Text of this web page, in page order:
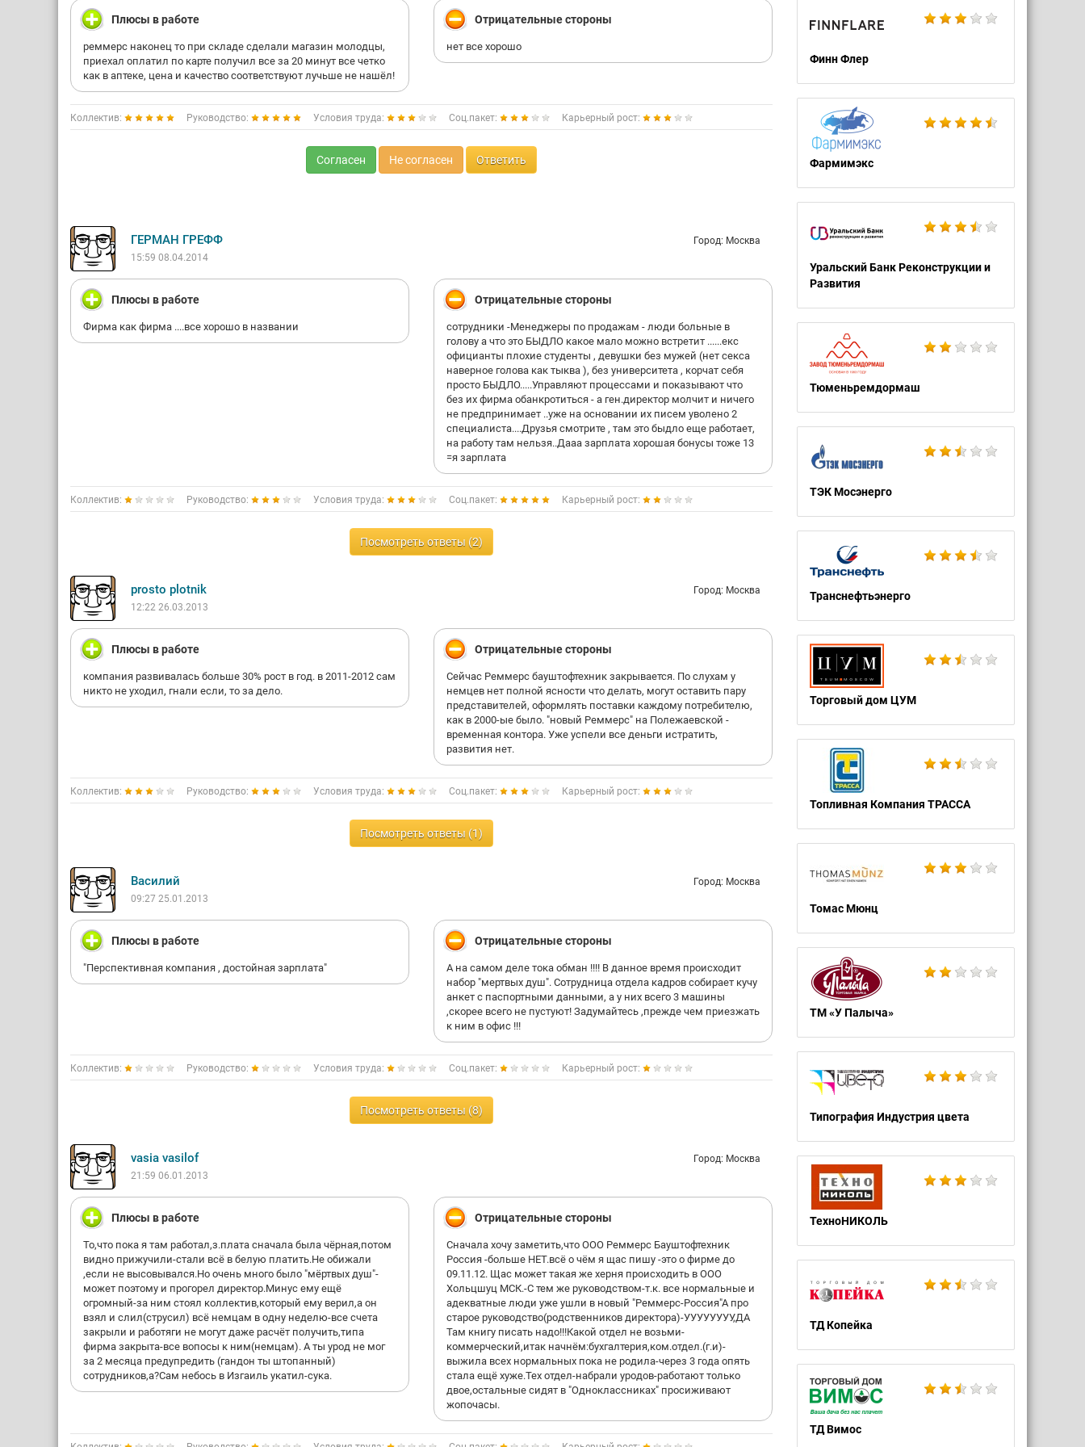
Финн Флер
Фармимэкс
Уральский Банк Реконструкции и
Развития
Тюменьремдормаш
ТЭК Мосэнерго
Транснефтьэнерго
Торговый дом ЦУМ
Топливная Компания ТРАССА
Томас Мюнц
ТМ «У Палыча»
Типография Индустрия цвета
ТехноНИКОЛЬ
ТД Копейка
ТД Вимос
Плюсы в работе
реммерс наконец то при складе сделали магазин молодцы,
приехал оплатил по карте получил все за 20 минут все четко
как в аптеке, цена и качество соответствуют лучьше не нашёл!
Отрицательные стороны
нет все хорошо
Коллектив: Руководство: Условия труда: Соц.пакет: Карьерный рост:
Согласен Не согласен Ответить
ГЕРМАН ГРЕФФ
Город: Москва
15:59 08.04.2014
Плюсы в работе
Фирма как фирма ....все хорошо в названии
Отрицательные стороны
сотрудники -Менеджеры по продажам - люди больные в
голову а что это БЫДЛО какое мало можно встретит ......екс
официанты плохие студенты , девушки без мужей (нет секса
наверное голова как тыква ), без университета , корчат себя
просто БЫДЛО.....Управляют процессами и показывают что
без их фирма обанкротиться - а ген.директор молчит и ничего
не предпринимает ..уже на основании их писем уволено 2
специалиста....Друзья смотрите , там это быдло еще работает,
на работу там нельзя..Дааа зарплата хорошая бонусы тоже 13
=я зарплата
Коллектив: Руководство: Условия труда: Соц.пакет: Карьерный рост:
Посмотреть ответы (2)
prosto plotnik
Город: Москва
12:22 26.03.2013
Плюсы в работе
компания развивалась больше 30% рост в год. в 2011-2012 сам
никто не уходил, гнали если, то за дело.
Отрицательные стороны
Сейчас Реммерс бауштофтехник закрывается. По слухам у
немцев нет полной ясности что делать, могут оставить пару
представителей, оформлять поставки каждому потребителю,
как в 2000-ые было. "новый Реммерс" на Полежаевской -
временная контора. Уже успели все деньги истратить,
развития нет.
Коллектив: Руководство: Условия труда: Соц.пакет: Карьерный рост:
Посмотреть ответы (1)
Василий
Город: Москва
09:27 25.01.2013
Плюсы в работе
"Перспективная компания , достойная зарплата"
Отрицательные стороны
А на самом деле тока обман !!!! В данное время происходит
набор "мертвых душ". Сотрудница отдела кадров собирает кучу
анкет с паспортными данными, а у них всего 3 машины
,скорее всего не пустуют! Задумайтесь ,прежде чем приезжать
к ним в офис !!!
Коллектив: Руководство: Условия труда: Соц.пакет: Карьерный рост:
Посмотреть ответы (8)
vasia vasilof
Город: Москва
21:59 06.01.2013
Плюсы в работе
То,что пока я там работал,з.плата сначала была чёрная,потом
видно прижучили-стали всё в белую платить.Не обижали
,если не высовывался.Но очень много было "мёртвых душ"-
может поэтому и прогорел директор.Минус ему ещё
огромный-за ним стоял коллектив,который ему верил,а он
взял и слил(струсил) всё немцам в одну неделю-все счета
закрыли и работяги не могут даже расчёт получить,типа
фирма закрыта-все вопосы к ним(немцам). А ты урод не мог
за 2 месяца предупредить (гандон ты штопанный)
сотрудников,а?Сам небось в Изгаиль укатил-сука.
Отрицательные стороны
Сначала хочу заметить,что ООО Реммерс Бауштофтехник
Россия -больше НЕТ.всё о чём я щас пишу -это о фирме до
09.11.12. Щас может такая же херня происходить в ООО
Хольцшуц МСК.-С тем же руководством-т.к. все нормальные и
адекватные люди уже ушли в новый "Реммерс-Россия"А про
старое руководство(родственников директора)-УУУУУУУУ,ДА
Там книгу писать надо!!!Какой отдел не возьми-
коммерческий,итак начнём:бухгалтерия,ком.отдел.(г.и)-
выжила всех нормальных пока не родила-через 3 года опять
стала ещё хуже.Тех отдел-набрали уродов-работают только
двое,остальные сидят в "Одноклассниках" просиживают
жопочасы.